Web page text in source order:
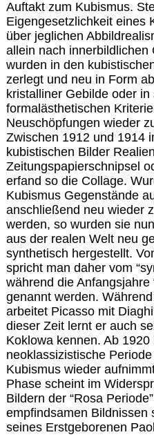
Auftakt zum Kubismus.
Eigengesetzlichkeit eines
über jeglichen
allein nach
wurden in den
zerlegt und neu in Form
kristalliner Gebilde oder
formalästhetischen
Neuschöpfungen wieder
Zwischen 1912 und 1914
kubistischen Bilder
Zeitungspapierschnipsel
erfand so die Collage.
Kubismus Gegenstände
anschließend neu wieder
werden, so wurden sie
aus der realen Welt neu
synthetisch hergestellt.
spricht man daher vom
während die Anfangsjahre
genannt werden.
arbeitet Picasso mit
dieser Zeit lernt er auch
Koklowa kennen. Ab
neoklassizistische
Kubismus wieder
Phase scheint im
Bildern der “Rosa
empfindsamen Bildnissen
seines Erstgeborenen